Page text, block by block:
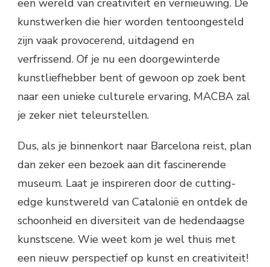
een wereld van creativiteit en vernieuwing. De
kunstwerken die hier worden tentoongesteld
zijn vaak provocerend, uitdagend en
verfrissend. Of je nu een doorgewinterde
kunstliefhebber bent of gewoon op zoek bent
naar een unieke culturele ervaring, MACBA zal
je zeker niet teleurstellen.
Dus, als je binnenkort naar Barcelona reist, plan
dan zeker een bezoek aan dit fascinerende
museum. Laat je inspireren door de cutting-
edge kunstwereld van Catalonië en ontdek de
schoonheid en diversiteit van de hedendaagse
kunstscene. Wie weet kom je wel thuis met
een nieuw perspectief op kunst en creativiteit!